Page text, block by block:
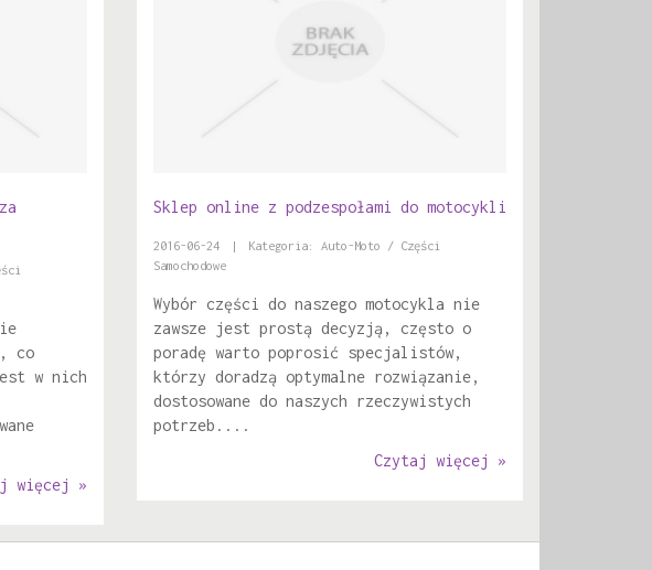
co
w nich
więcej »
Sklep online z podzespołami do motocykli
2016-06-24 |
Kategoria: Auto-Moto / Części
Samochodowe
Wybór części do naszego motocykla nie
zawsze jest prostą decyzją, często o
poradę warto poprosić specjalistów,
którzy doradzą optymalne rozwiązanie,
dostosowane do naszych rzeczywistych
potrzeb....
Czytaj więcej »